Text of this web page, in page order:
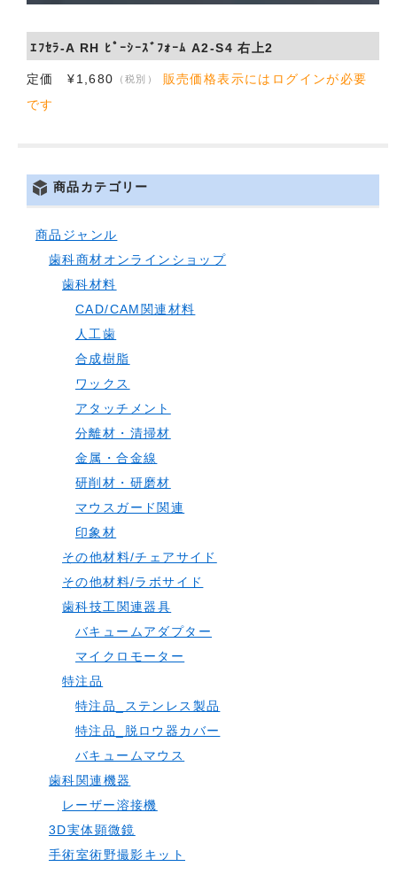
ｴﾌｾﾗ-A RH ﾋﾟｰｼｰｽﾞﾌｫｰﾑ A2-S4 右上2
定価 ¥1,680 （税別）
販売価格表示にはログインが必要
です
商品カテゴリー
商品ジャンル
歯科商材オンラインショップ
歯科材料
CAD/CAM関連材料
人工歯
合成樹脂
ワックス
アタッチメント
分離材・清掃材
金属・合金線
研削材・研磨材
マウスガード関連
印象材
その他材料/チェアサイド
その他材料/ラボサイド
歯科技工関連器具
バキュームアダプター
マイクロモーター
特注品
特注品_ステンレス製品
特注品_脱ロウ器カバー
バキュームマウス
歯科関連機器
レーザー溶接機
3D実体顕微鏡
手術室術野撮影キット